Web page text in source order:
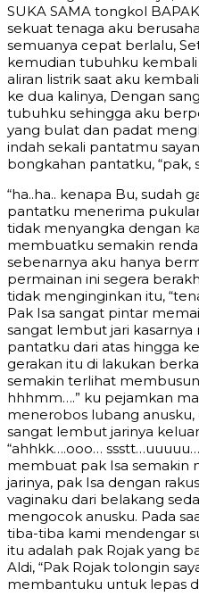
SUKA SAMA tongkol
sekuat tenaga aku
semuanya cepat berlalu,
kemudian tubuhku
aliran listrik saat aku
ke dua kalinya, Dengan
tubuhku sehingga aku
yang bulat dan padat
indah sekali pantatmu
bongkahan pantatku, “pak,
“ha..ha.. kenapa Bu, sudah
pantatku menerima
tidak menyangka dengan
membuatku semakin
sebenarnya aku hanya
permainan ini segera
tidak menginginkan itu,
Pak Isa sangat pintar
sangat lembut jari
pantatku dari atas hingga
gerakan itu di lakukan
semakin terlihat
hhhmm….” ku pejamkan
menerobos lubang
sangat lembut jarinya
“ahhkk….ooo…
membuat pak Isa semakin
jarinya, pak Isa dengan
vaginaku dari belakang
mengocok anusku. Pada
tiba-tiba kami mendengar
itu adalah pak Rojak yang
Aldi, “Pak Rojak tolongin
membantuku untuk lepas